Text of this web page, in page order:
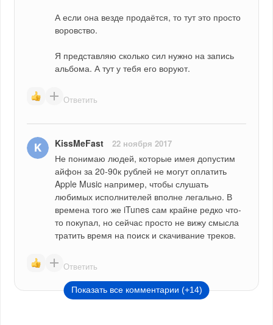
А если она везде продаётся, то тут это просто
воровство.
Я представляю сколько сил нужно на запись
альбома. А тут у тебя его воруют.
Ответить
KissMeFast 22 ноября 2017
Не понимаю людей, которые имея допустим
айфон за 20-90к рублей не могут оплатить
Apple Music например, чтобы слушать
любимых исполнителей вполне легально. В
времена того же iTunes сам крайне редко что-
то покупал, но сейчас просто не вижу смысла
тратить время на поиск и скачивание треков.
Ответить
Показать все комментарии (+14)